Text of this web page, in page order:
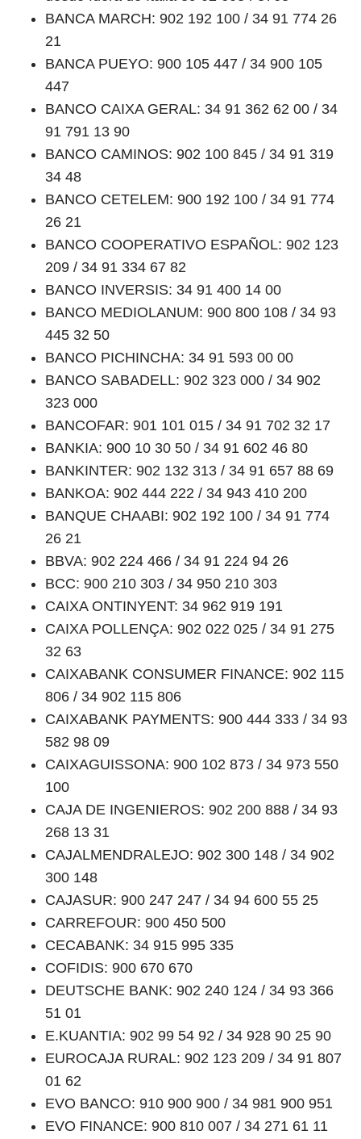
BANCA MARCH: 902 192 100 / 34 91 774 26
21
BANCA PUEYO: 900 105 447 / 34 900 105
447
BANCO CAIXA GERAL: 34 91 362 62 00 / 34
91 791 13 90
BANCO CAMINOS: 902 100 845 / 34 91 319
34 48
BANCO CETELEM: 900 192 100 / 34 91 774
26 21
BANCO COOPERATIVO ESPAÑOL: 902 123
209 / 34 91 334 67 82
BANCO INVERSIS: 34 91 400 14 00
BANCO MEDIOLANUM: 900 800 108 / 34 93
445 32 50
BANCO PICHINCHA: 34 91 593 00 00
BANCO SABADELL: 902 323 000 / 34 902
323 000
BANCOFAR: 901 101 015 / 34 91 702 32 17
BANKIA: 900 10 30 50 / 34 91 602 46 80
BANKINTER: 902 132 313 / 34 91 657 88 69
BANKOA: 902 444 222 / 34 943 410 200
BANQUE CHAABI: 902 192 100 / 34 91 774
26 21
BBVA: 902 224 466 / 34 91 224 94 26
BCC: 900 210 303 / 34 950 210 303
CAIXA ONTINYENT: 34 962 919 191
CAIXA POLLENÇA: 902 022 025 / 34 91 275
32 63
CAIXABANK CONSUMER FINANCE: 902 115
806 / 34 902 115 806
CAIXABANK PAYMENTS: 900 444 333 / 34 93
582 98 09
CAIXAGUISSONA: 900 102 873 / 34 973 550
100
CAJA DE INGENIEROS: 902 200 888 / 34 93
268 13 31
CAJALMENDRALEJO: 902 300 148 / 34 902
300 148
CAJASUR: 900 247 247 / 34 94 600 55 25
CARREFOUR: 900 450 500
CECABANK: 34 915 995 335
COFIDIS: 900 670 670
DEUTSCHE BANK: 902 240 124 / 34 93 366
51 01
E.KUANTIA: 902 99 54 92 / 34 928 90 25 90
EUROCAJA RURAL: 902 123 209 / 34 91 807
01 62
EVO BANCO: 910 900 900 / 34 981 900 951
EVO FINANCE: 900 810 007 / 34 271 61 11